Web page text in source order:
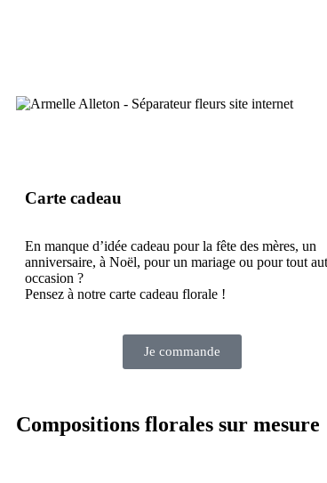
Carte cadeau
En manque d’idée cadeau pour la fête des mères, un
anniversaire, à Noël, pour un mariage ou pour tout
occasion ?
Pensez à notre carte cadeau florale !
Je commande
Compositions florales sur mesure